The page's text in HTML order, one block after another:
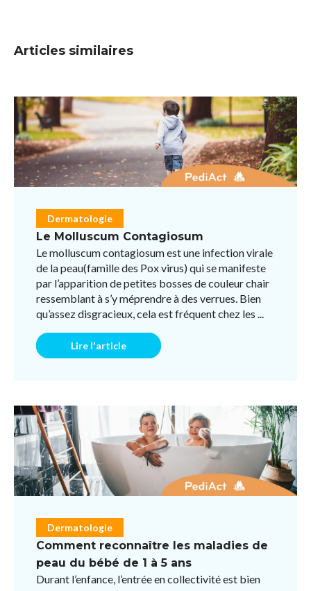
Articles similaires
Dermatologie
Le Molluscum Contagiosum
Le molluscum contagiosum est une infection virale
de la peau(famille des Pox virus) qui se manifeste
par l’apparition de petites bosses de couleur chair
ressemblant à s’y méprendre à des verrues. Bien
Lire l'article
Dermatologie
Comment reconnaître les maladies de
peau du bébé de 1 à 5 ans
Durant l’enfance, l’entrée en collectivité est bien